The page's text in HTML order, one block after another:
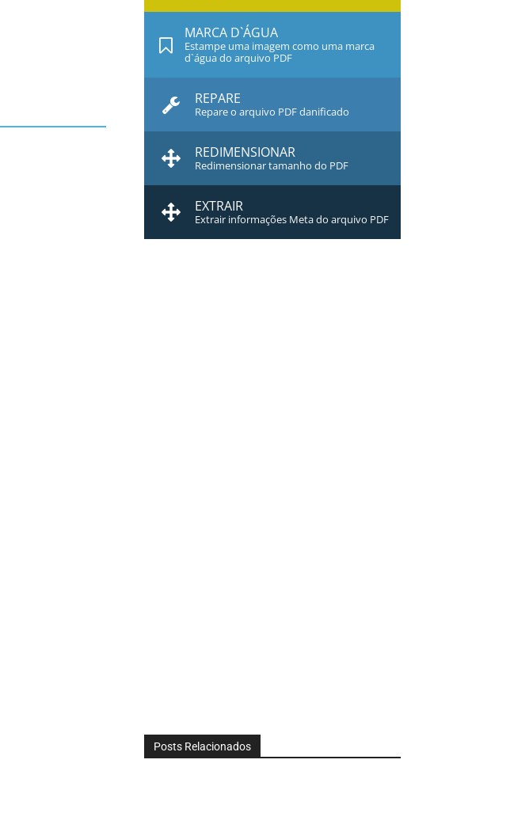
MARCA D`ÁGUA
Estampe uma imagem como uma marca
d`água do arquivo PDF
REPARE
Repare o arquivo PDF danificado
REDIMENSIONAR
Redimensionar tamanho do PDF
EXTRAIR
Extrair informações Meta do arquivo PDF
Posts Relacionados